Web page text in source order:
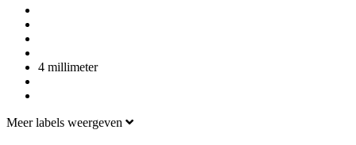
4 millimeter
Meer labels weergeven